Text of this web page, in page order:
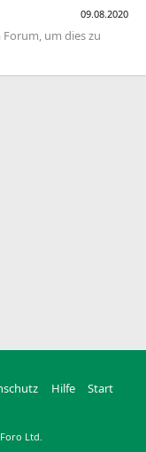
09.08.2020
um dies zu
Hilfe Start
Ltd.